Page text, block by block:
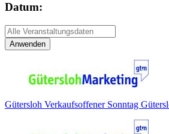
Datum:
Anwenden
Gütersloh Verkaufsoffener Sonntag